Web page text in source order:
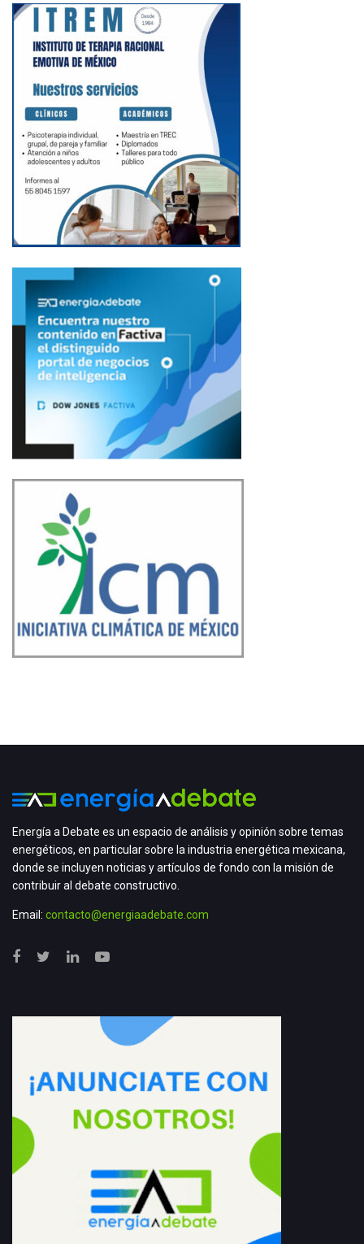
Energía a Debate es un espacio de análisis y opinión sobre temas
energéticos, en particular sobre la industria energética mexicana,
donde se incluyen noticias y artículos de fondo con la misión de
contribuir al debate constructivo.
Email: contacto@energiaadebate.com